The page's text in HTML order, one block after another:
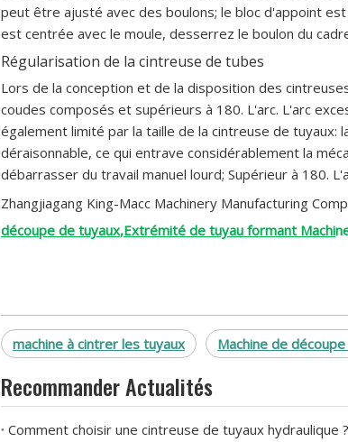
peut être ajusté avec des boulons; le bloc d'appoint
est centrée avec le moule, desserrez le boulon du
Régularisation de la cintreuse de tubes
Lors de la conception et de la disposition des
coudes composés et supérieurs à 180. L'arc. L'arc
également limité par la taille de la cintreuse de
déraisonnable, ce qui entrave considérablement la
débarrasser du travail manuel lourd; Supérieur à 180.
Zhangjiagang King-Macc Machinery Manufacturing
découpe de tuyaux,Extrémité de tuyau formant Machi
machine à cintrer les tuyaux Machine de
Recommander Actualités
Comment choisir une cintreuse de tuyaux hydraulique ?